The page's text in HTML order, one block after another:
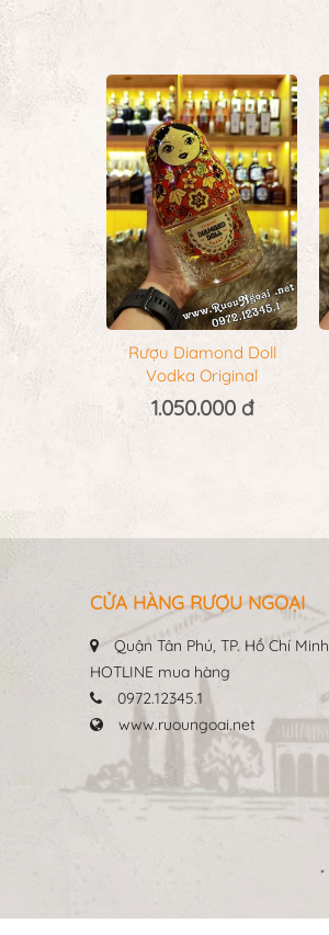
Rượu Diamond Doll
Vodka Original
1.050.000 đ
CỬA HÀNG RƯỢU NGOẠI
Quận Tân Phú, TP. Hồ Chí Minh
HOTLINE mua hàng
0972.12345.1
www.ruoungoai.net